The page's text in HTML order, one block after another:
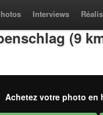
Interviews
(9
Achetez votre photo en